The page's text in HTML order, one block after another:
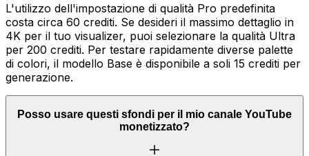
L'utilizzo dell'impostazione di qualità Pro predefinita
costa circa 60 crediti. Se desideri il massimo dettaglio in
4K per il tuo visualizer, puoi selezionare la qualità Ultra
per 200 crediti. Per testare rapidamente diverse palette
di colori, il modello Base è disponibile a soli 15 crediti per
generazione.
Posso usare questi sfondi per il mio canale YouTube
monetizzato?